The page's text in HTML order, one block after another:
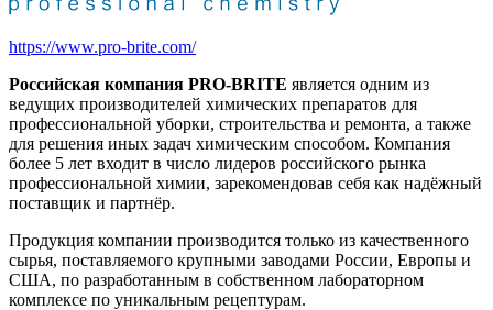
https://www.pro-brite.com/
Российская компания PRO-BRITE является одним из
ведущих производителей химических препаратов для
профессиональной уборки, строительства и ремонта, а также
для решения иных задач химическим способом. Компания
более 5 лет входит в число лидеров российского рынка
профессиональной химии, зарекомендовав себя как надёжный
поставщик и партнёр.
Продукция компании производится только из качественного
сырья, поставляемого крупными заводами России, Европы и
США, по разработанным в собственном лабораторном
комплексе по уникальным рецептурам.